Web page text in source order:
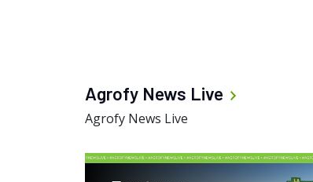
Agrofy News Live
Agrofy News Live